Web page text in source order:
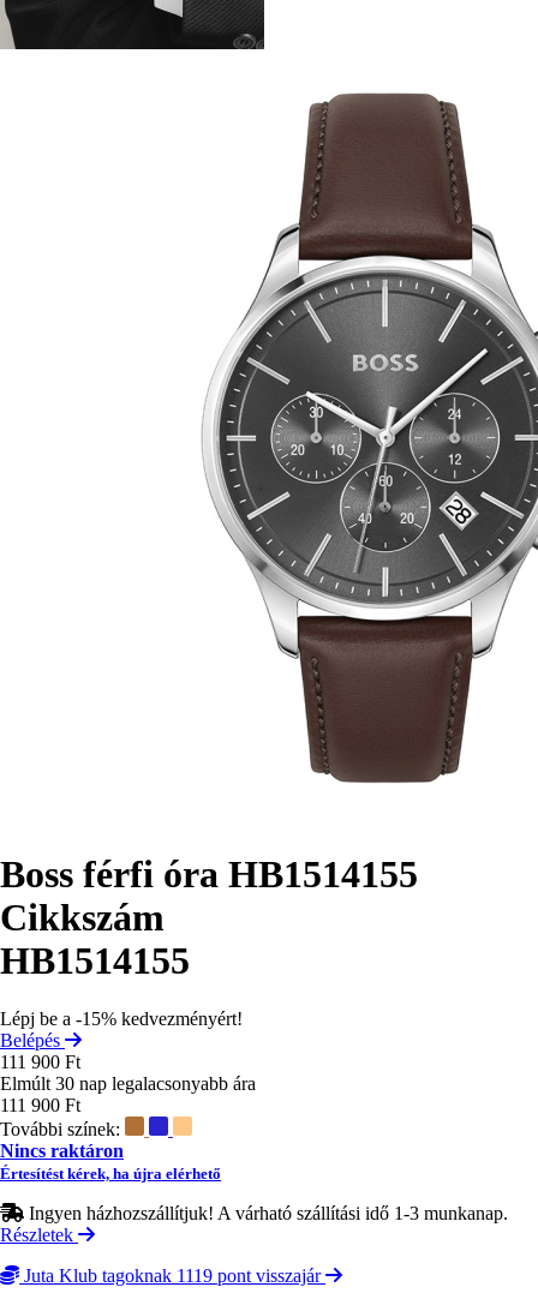
Boss férfi óra HB1514155
Cikkszám
HB1514155
Lépj be a -15% kedvezményért!
Belépés
111 900 Ft
Elmúlt 30 nap legalacsonyabb ára
111 900 Ft
További színek:
Nincs raktáron
Értesítést kérek, ha újra elérhető
Ingyen házhozszállítjuk! A várható szállítási idő 1-3 munkanap.
Részletek
Juta Klub tagoknak 1119 pont visszajár